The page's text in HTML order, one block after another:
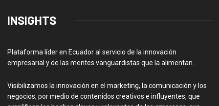
INSIGHTS
Plataforma líder en Ecuador al servicio de la innovación
empresarial y de las mentes vanguardistas que la alimentan.
Visibilizamos la innovación en el marketing, la comunicación y los
negocios, por medio de contenidos creativos e influyentes, que